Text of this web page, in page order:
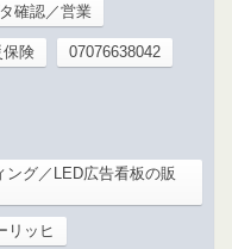
確認／営業
保険 07076638042
グ／LED広告看板の販
リッヒ